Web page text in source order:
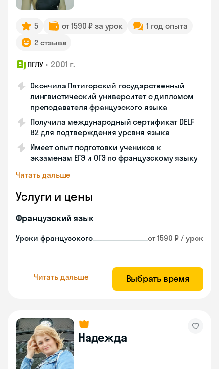
5 от 1590 ₽ за урок
1 год опыта
2 отзыва
ПГЛУ • 2001 г.
Окончила Пятигорский государственный
лингвистический университет с дипломом
преподавателя французского языка
Получила международный сертификат DELF
B2 для подтверждения уровня языка
Имеет опыт подготовки учеников к
экзаменам ЕГЭ и ОГЭ по французскому языку
Читать дальше
Услуги и цены
Французский язык
Уроки французского от 1590 ₽ / урок
Читать дальше Выбрать время
Надежда